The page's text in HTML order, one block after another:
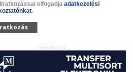
elfogadja adatkezelési
.
HIRDETÉS